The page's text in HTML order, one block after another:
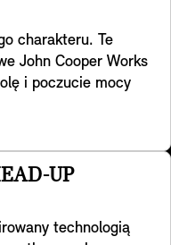
charakteru. Te
John Cooper Works
i poczucie mocy
zintegrowane
ramion podczas
stylu MINI. Z
UP
technologią